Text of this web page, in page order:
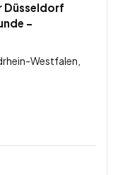
Düsseldorf
–
Westfalen,